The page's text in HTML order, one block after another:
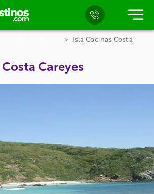
Isla Cocinas Costa
Careyes